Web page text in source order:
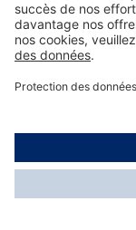
A propos de
Informations
*Les taxes et les
dans les prix
supplémentaires